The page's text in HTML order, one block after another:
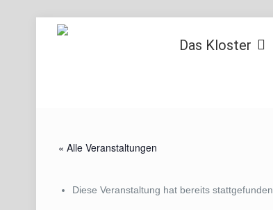
Das Kloster
« Alle Veranstaltungen
Diese Veranstaltung hat bereits stattgefunden.